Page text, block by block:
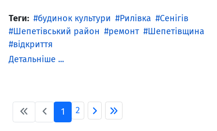
Теги: будинок культури Рилівка
Сенігів
Шепетівський район
ремонт
Шепетівщина
відкриття
Детальніше ...
1 2